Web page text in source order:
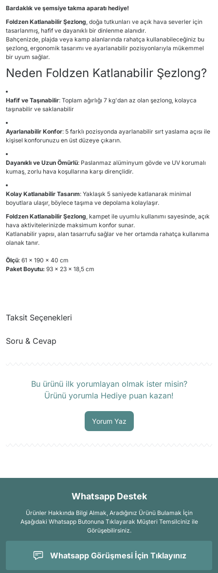
Bardaklık ve şemsiye takma aparatı hediye!
Foldzen Katlanabilir Şezlong, doğa tutkunları ve açık hava severler için
tasarlanmış, hafif ve dayanıklı bir dinlenme alanıdır.
Bahçenizde, plajda veya kamp alanlarında rahatça kullanabileceğiniz bu
şezlong, ergonomik tasarımı ve ayarlanabilir pozisyonlarıyla mükemmel
bir uyum sağlar.
Neden Foldzen Katlanabilir Şezlong?
Hafif ve Taşınabilir: Toplam ağırlığı 7 kg'dan az olan şezlong, kolayca
taşınabilir ve saklanabilir
Ayarlanabilir Konfor: 5 farklı pozisyonda ayarlanabilir sırt yaslama açısı ile
kişisel konforunuzu en üst düzeye çıkarın.
Dayanıklı ve Uzun Ömürlü: Paslanmaz alüminyum gövde ve UV korumalı
kumaş, zorlu hava koşullarına karşı dirençlidir.
Kolay Katlanabilir Tasarım: Yaklaşık 5 saniyede katlanarak minimal
boyutlara ulaşır, böylece taşıma ve depolama kolaylaşır.
Foldzen Katlanabilir Şezlong, kampet ile uyumlu kullanımı sayesinde, açık
hava aktivitelerinizde maksimum konfor sunar.
Katlanabilir yapısı, alan tasarrufu sağlar ve her ortamda rahatça kullanıma
olanak tanır.
Ölçü: 61 x 190 x 40 cm
Paket Boyutu: 93 x 23 x 18,5 cm
Taksit Seçenekleri
Soru & Cevap
Bu ürünü ilk yorumlayan olmak ister misin?
Ürünü yorumla Hediye puan kazan!
Yorum Yaz
Whatsapp Destek
Ürünler Hakkında Bilgi Almak, Aradığınız Ürünü Bulamak İçin
Aşağıdaki Whatsapp Butonuna Tıklayarak Müşteri Temsilciniz ile
Görüşebilirsiniz.
Whatsapp Görüşmesi İçin Tıklayınız